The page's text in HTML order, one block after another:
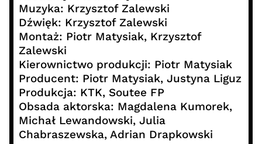
Muzyka: Krzysztof Zalewski
Dźwięk: Krzysztof Zalewski
Montaż: Piotr Matysiak, Krzysztof
Zalewski
Kierownictwo produkcji: Piotr Matysiak
Producent: Piotr Matysiak, Justyna Liguz
Produkcja: KTK, Soutee FP
Obsada aktorska: Magdalena Kumorek,
Michał Lewandowski, Julia
Chabraszewska, Adrian Drapkowski